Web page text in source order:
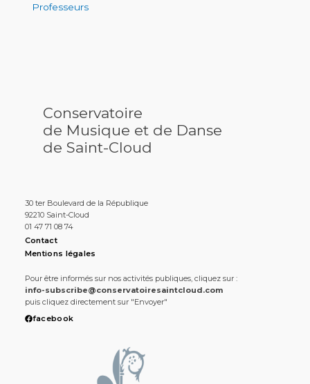
Professeurs
Conservatoire
de Musique et de Danse
de Saint-Cloud
30 ter Boulevard de la République
92210 Saint-Cloud
01 47 71 08 74
Contact
Mentions légales
Pour être informés sur nos activités publiques, cliquez sur :
info-subscribe@conservatoiresaintcloud.com
puis cliquez directement sur "Envoyer"
facebook